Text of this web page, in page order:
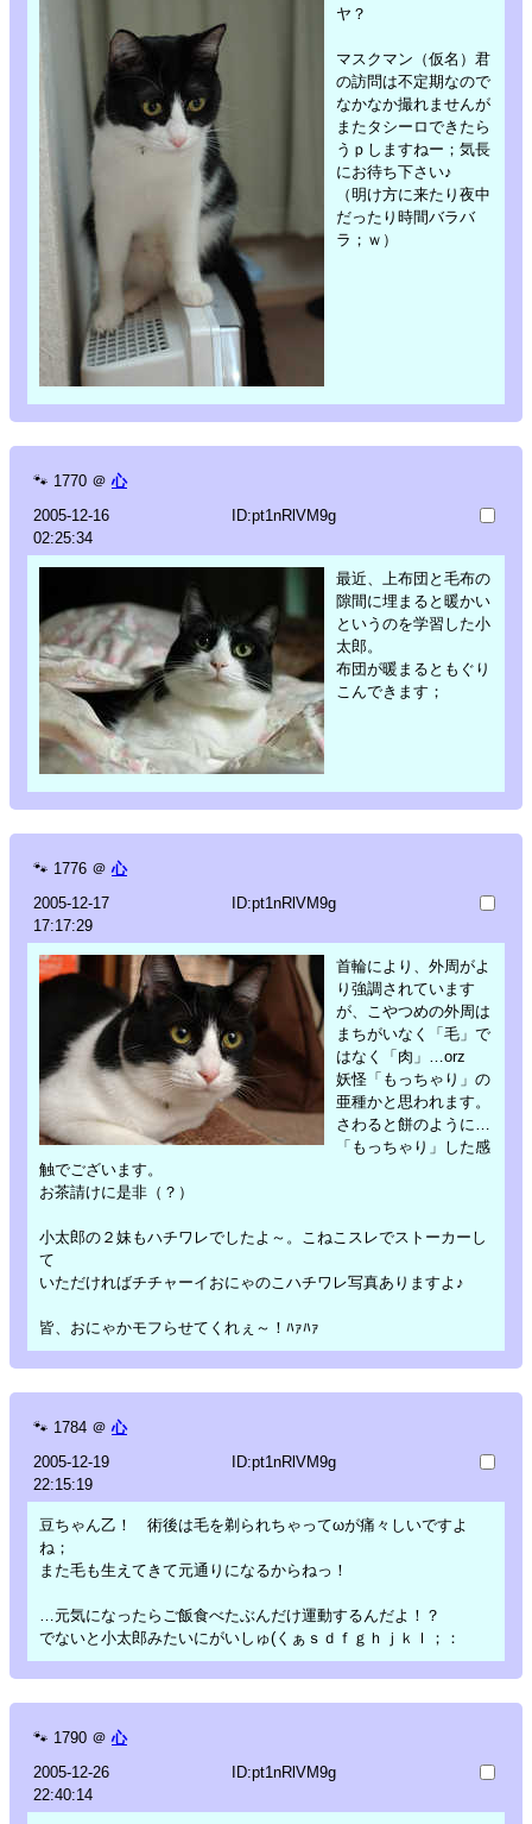
ヤ？
マスクマン（仮名）君
の訪問は不定期なので
なかなか撮れませんが
またタシーロできたら
うｐしますねー；気長
にお待ち下さい♪
（明け方に来たり夜中
だったり時間バラバ
ラ；ｗ）
🐾 1770 ＠ 心
2005-12-16
02:25:34
ID:pt1nRlVM9g
最近、上布団と毛布の
隙間に埋まると暖かい
というのを学習した小
太郎。
布団が暖まるともぐり
こんできます；
🐾 1776 ＠ 心
2005-12-17
17:17:29
ID:pt1nRlVM9g
首輪により、外周がよ
り強調されています
が、こやつめの外周は
まちがいなく「毛」で
はなく「肉」…orz
妖怪「もっちゃり」の
亜種かと思われます。
さわると餅のように…
「もっちゃり」した感
触でございます。
お茶請けに是非（？）
小太郎の２妹もハチワレでしたよ～。こねこスレでストーカーし
て
いただければチチャーイおにゃのこハチワレ写真ありますよ♪
皆、おにゃかモフらせてくれぇ～！ﾊｧﾊｧ
🐾 1784 ＠ 心
2005-12-19
22:15:19
ID:pt1nRlVM9g
豆ちゃん乙！ 術後は毛を剃られちゃってωが痛々しいですよ
ね；
また毛も生えてきて元通りになるからねっ！
…元気になったらご飯食べたぶんだけ運動するんだよ！？
でないと小太郎みたいにがいしゅ(くぁｓｄｆｇｈｊｋｌ；：
🐾 1790 ＠ 心
2005-12-26
22:40:14
ID:pt1nRlVM9g